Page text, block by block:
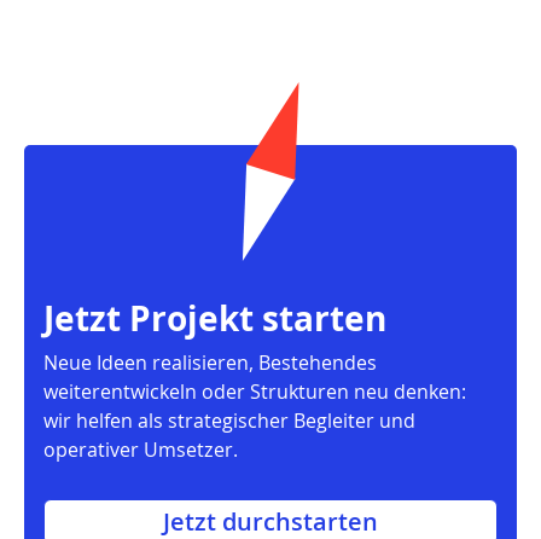
Jetzt Projekt starten
Neue Ideen realisieren, Bestehendes
weiterentwickeln oder Strukturen neu denken:
wir helfen als strategischer Begleiter und
operativer Umsetzer.
Jetzt durchstarten